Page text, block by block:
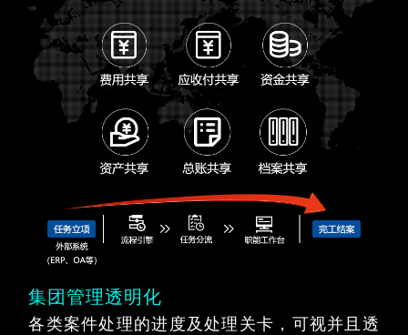
集团管理透明化
各类案件处理的进度及处理关卡，可视并且透